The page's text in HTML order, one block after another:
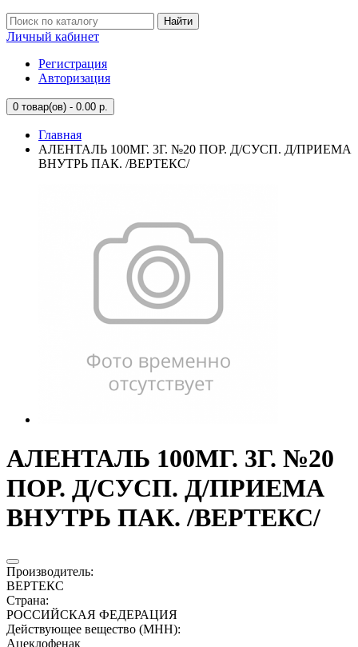
Найти
Личный кабинет
Регистрация
Авторизация
0 товар(ов) - 0.00 р.
Главная
АЛЕНТАЛЬ 100МГ. 3Г. №20 ПОР. Д/СУСП. Д/ПРИЕМА
ВНУТРЬ ПАК. /ВЕРТЕКС/
АЛЕНТАЛЬ 100МГ. 3Г. №20
ПОР. Д/СУСП. Д/ПРИЕМА
ВНУТРЬ ПАК. /ВЕРТЕКС/
Производитель:
ВЕРТЕКС
Страна:
РОССИЙСКАЯ ФЕДЕРАЦИЯ
Действующее вещество (МНН):
Ацеклофенак